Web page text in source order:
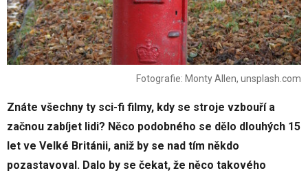
Fotografie: Monty Allen, unsplash.com
Znáte všechny ty sci-fi filmy, kdy se stroje vzbouří a
začnou zabíjet lidi? Něco podobného se dělo dlouhých 15
let ve Velké Británii, aniž by se nad tím někdo
pozastavoval. Dalo by se čekat, že něco takového